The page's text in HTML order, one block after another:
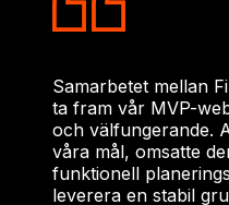
Samarbetet mellan
ta fram vår MVP-
och välfungerande.
våra mål, omsatte
funktionell
leverera en stabil